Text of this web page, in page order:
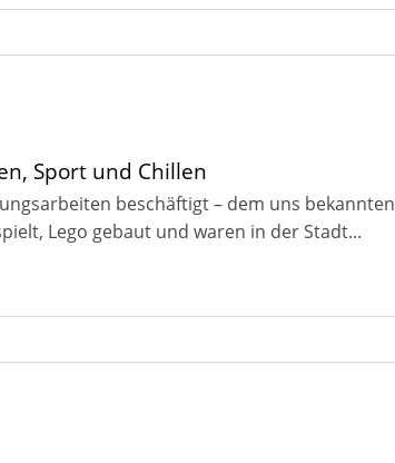
Sport und Chillen
beschäftigt – dem uns bekannten
Lego gebaut und waren in der Stadt...